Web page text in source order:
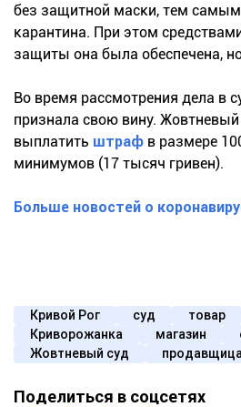
без защитной маски, тем
карантина. При этом
защиты она была обеспечена,
Во время рассмотрения дела в
признала свою вину. Жовтневый
выплатить штраф в размере
минимумов (17 тысяч гривен).
Больше новостей о
Кривой Рог суд товар
Криворожанка
магазин
Жовтневый суд
продавщица
Поделиться в соцсетях